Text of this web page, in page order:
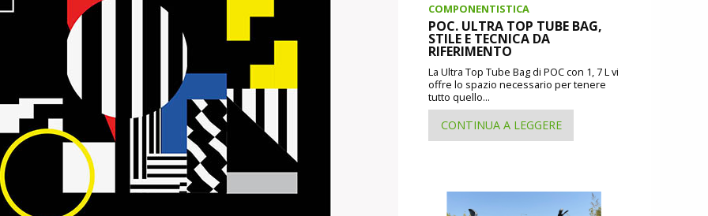
COMPONENTISTICA
POC. ULTRA TOP TUBE BAG,
STILE E TECNICA DA
RIFERIMENTO
La Ultra Top Tube Bag di POC con 1, 7 L vi
offre lo spazio necessario per tenere
tutto quello...
CONTINUA A LEGGERE